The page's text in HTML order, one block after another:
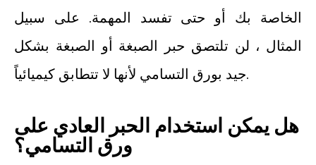
الخاصة بك أو حتى تفسد المهمة. على سبيل
المثال ، لن تلتصق حبر الصبغة أو الصبغة بشكل
جيد بورق التسامي لأنها لا تتطابق كيميائياً.
هل يمكن استخدام الحبر العادي على
ورق التسامي؟